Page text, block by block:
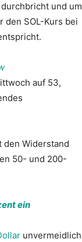
und um
SOL-Kurs bei
auf 53,
den Widerstand
50- und 200-
ein
unvermeidlich